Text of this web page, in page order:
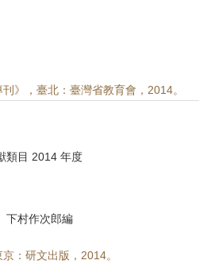
》，臺北：臺灣省教育會，2014。
類目 2014 年度
下村作次郎編
：研文出版，2014。